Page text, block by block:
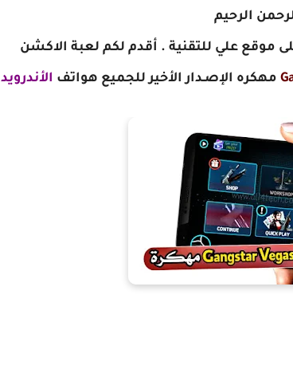
الرحيم
موقع علي للتقنية . أقدم لكم لعبة الاكشن
مهكره الإصـدار الأخيرللجميع هواتف الأندرويد